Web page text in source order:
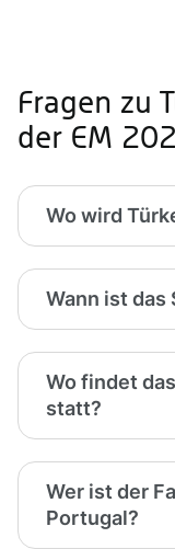
Fragen zu
der EM
Wo wird
Wann ist das
Wo findet
statt?
Wer ist der
Portugal?